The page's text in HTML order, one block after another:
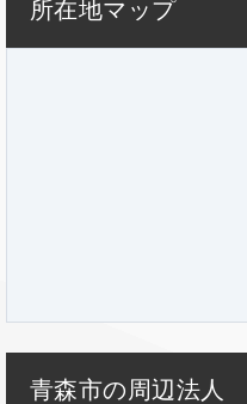
所在地マップ
青森市の周辺法人